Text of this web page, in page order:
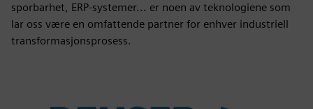
sporbarhet, ERP-systemer... er noen av teknologiene som
lar oss være en omfattende partner for enhver industriell
transformasjonsprosess.